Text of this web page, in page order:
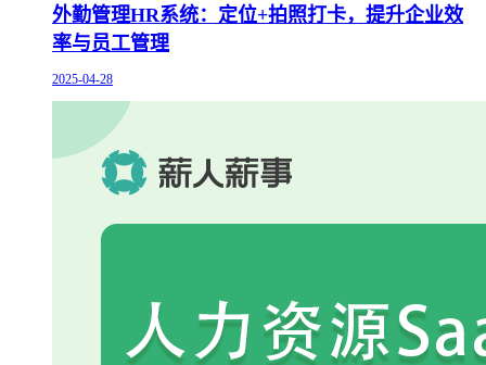
外勤管理HR系统：定位+拍照打卡，提升企业效
率与员工管理
2025-04-28